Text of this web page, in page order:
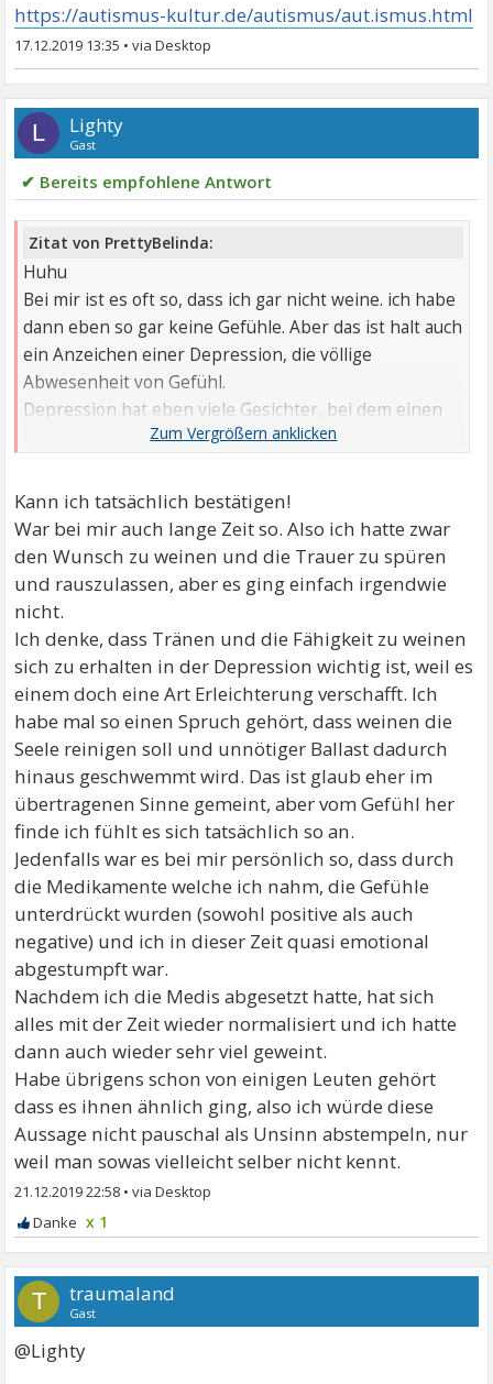
https://autismus-kultur.de/autismus/aut.ismus.html
17.12.2019 13:35 •
L Lighty
Gast
✔ Bereits empfohlene Antwort
Zitat von PrettyBelinda:
Huhu
Bei mir ist es oft so, dass ich gar nicht weine. ich habe
dann eben so gar keine Gefühle. Aber das ist halt auch
ein Anzeichen einer Depression, die völlige
Abwesenheit von Gefühl.
Depression hat eben viele Gesichter, bei dem einen
so, bei dem anderen anders.
Kann ich tatsächlich bestätigen!
War bei mir auch lange Zeit so. Also ich hatte zwar
den Wunsch zu weinen und die Trauer zu spüren
und rauszulassen, aber es ging einfach irgendwie
nicht.
Ich denke, dass Tränen und die Fähigkeit zu weinen
sich zu erhalten in der Depression wichtig ist, weil es
einem doch eine Art Erleichterung verschafft. Ich
habe mal so einen Spruch gehört, dass weinen die
Seele reinigen soll und unnötiger Ballast dadurch
hinaus geschwemmt wird. Das ist glaub eher im
übertragenen Sinne gemeint, aber vom Gefühl her
finde ich fühlt es sich tatsächlich so an.
Jedenfalls war es bei mir persönlich so, dass durch
die Medikamente welche ich nahm, die Gefühle
unterdrückt wurden (sowohl positive als auch
negative) und ich in dieser Zeit quasi emotional
abgestumpft war.
Nachdem ich die Medis abgesetzt hatte, hat sich
alles mit der Zeit wieder normalisiert und ich hatte
dann auch wieder sehr viel geweint.
Habe übrigens schon von einigen Leuten gehört
dass es ihnen ähnlich ging, also ich würde diese
Aussage nicht pauschal als Unsinn abstempeln, nur
weil man sowas vielleicht selber nicht kennt.
21.12.2019 22:58 •
x 1
T traumaland
Gast
@Lighty